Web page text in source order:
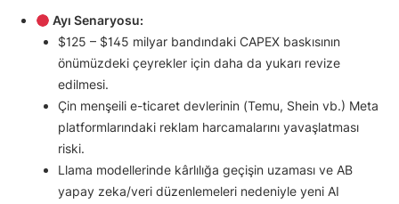
Ayı Senaryosu:
$125 – $145 milyar bandındaki CAPEX baskısının
önümüzdeki çeyrekler için daha da yukarı revize
edilmesi.
Çin menşeili e-ticaret devlerinin (Temu, Shein vb.) Meta
platformlarındaki reklam harcamalarını yavaşlatması
riski.
Llama modellerinde kârlılığa geçişin uzaması ve AB
yapay zeka/veri düzenlemeleri nedeniyle yeni AI